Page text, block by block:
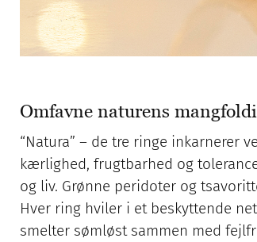
Omfavne naturens
“Natura” – de tre ringe inkarnerer
kærlighed, frugtbarhed og
og liv. Grønne peridoter og
Hver ring hviler i et beskyttende
smelter sømløst sammen med